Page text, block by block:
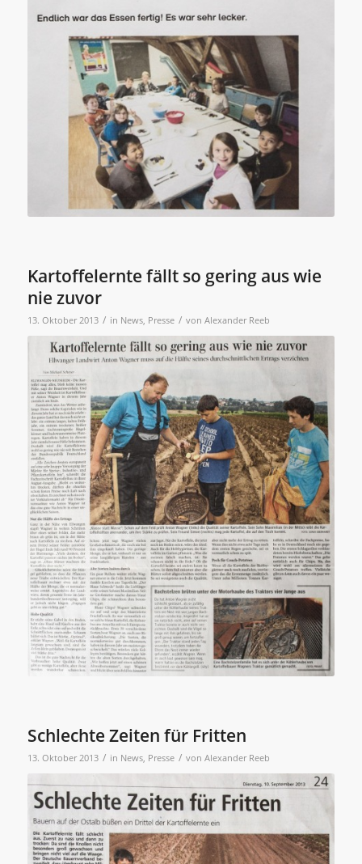
Kartoffelernte fällt so gering aus wie
nie zuvor
13. Oktober 2013 / in News, Presse / von Alexander Reeb
Schlechte Zeiten für Fritten
13. Oktober 2013 / in News, Presse / von Alexander Reeb